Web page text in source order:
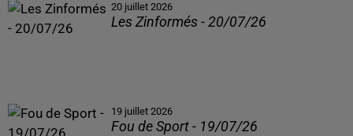
20 juillet 2026
Les Zinformés - 20/07/26
19 juillet 2026
Fou de Sport - 19/07/26